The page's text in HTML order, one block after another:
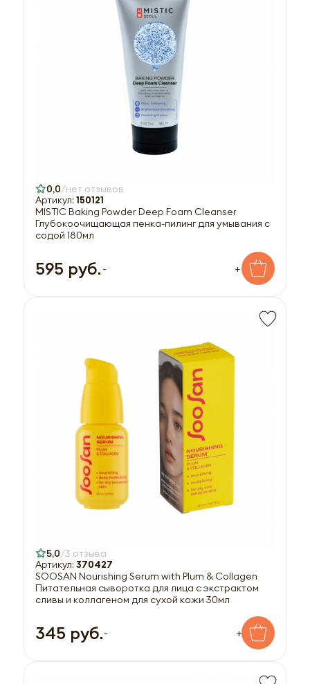
0,0 нет отзывов
Артикул: 150121
MISTIC Baking Powder Deep Foam Cleanser
Глубокоочищающая пенка-пилинг для умывания с
содой 180мл
595 руб. - +
5,0 3 отзыва
Артикул: 370427
SOOSAN Nourishing Serum with Plum & Collagen
Питательная сыворотка для лица с экстрактом
сливы и коллагеном для сухой кожи 30мл
345 руб.- +